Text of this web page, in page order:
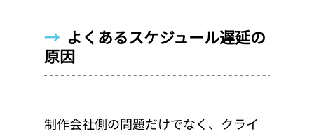
→ よくあるスケジュール遅延の
原因
制作会社側の問題だけでなく、クライ